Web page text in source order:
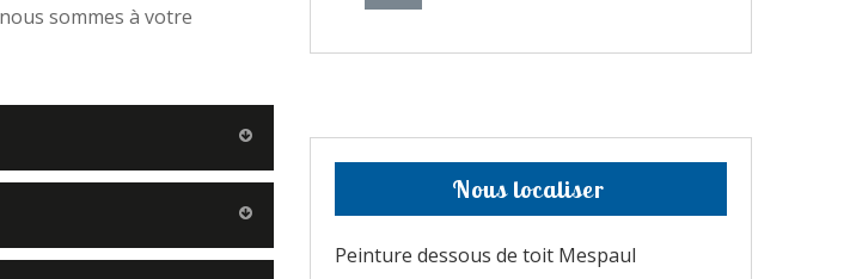
sommes à votre
Nous localiser
Peinture dessous de toit Mespaul